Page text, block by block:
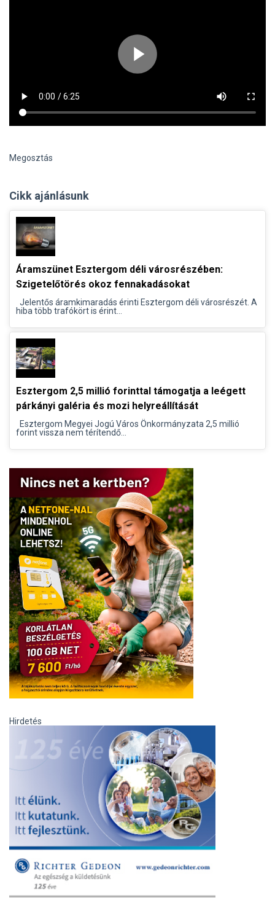
Megosztás
Cikk ajánlásunk
Áramszünet Esztergom déli városrészében:
Szigetelőtörés okoz fennakadásokat
Jelentős áramkimaradás érinti Esztergom déli városrészét. A
hiba több trafókört is érint...
Esztergom 2,5 millió forinttal támogatja a leégett
párkányi galéria és mozi helyreállítását
Esztergom Megyei Jogú Város Önkormányzata 2,5 millió
forint vissza nem térítendő...
Hirdetés